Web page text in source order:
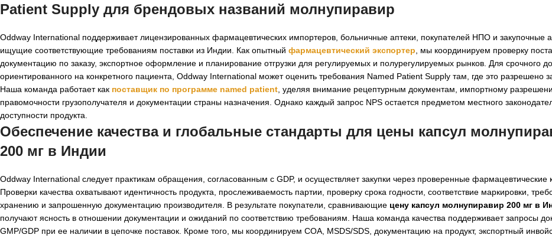
Patient Supply для брендовых названий молнупиравир
Oddway International поддерживает лицензированных фармацевтических импортеров, больничные аптеки, покупателей НПО и закупочные
ищущие соответствующие требованиям поставки из Индии. Как опытный фармацевтический экспортер , мы координируем проверку
документацию по заказу, экспортное оформление и планирование отгрузки для регулируемых и полурегулируемых рынков. Для срочного
ориентированного на конкретного пациента, Oddway International может оценить требования Named Patient Supply там, где это разрешено
Наша команда работает как поставщик по программе named patient , уделяя внимание рецептурным документам, импортному
правомочности грузополучателя и документации страны назначения. Однако каждый запрос NPS остается предметом местного
доступности продукта.
Обеспечение качества и глобальные стандарты для цены капсул
200 мг в Индии
Oddway International следует практикам обращения, согласованным с GDP, и осуществляет закупки через проверенные фармацевтические
Проверки качества охватывают идентичность продукта, прослеживаемость партии, проверку срока годности, соответствие маркировки,
хранению и запрошенную документацию производителя. В результате покупатели, сравнивающие цену капсул молнупиравир 200 мг в
получают ясность в отношении документации и ожиданий по соответствию требованиям. Наша команда качества поддерживает запросы
GMP/GDP при ее наличии в цепочке поставок. Кроме того, мы координируем COA, MSDS/SDS, документацию на продукт, экспортный